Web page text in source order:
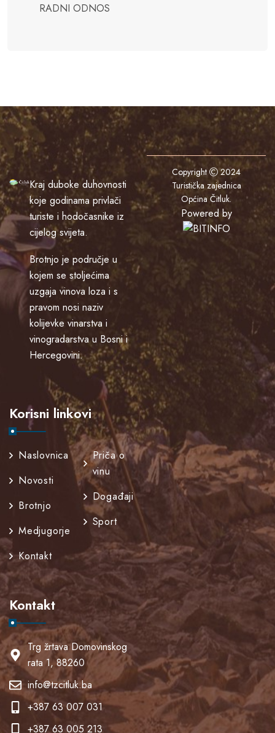
RADNI ODNOS
Kraj duboke duhovnosti
koje godinama privlači
turiste i hodočasnike iz
cijelog svijeta.
Brotnjo je područje u
kojem se stoljećima
uzgaja vinova loza i s
pravom nosi naziv
kolijevke vinarstva i
vinogradarstva u Bosni i
Hercegovini.
Korisni linkovi
Naslovnica
Novosti
Brotnjo
Medjugorje
Kontakt
Priča o
vinu
Događaji
Sport
Kontakt
Trg žrtava Domovinskog
rata 1, 88260
info@tzcitluk.ba
+387 63 007 031
+387 63 005 213
Copyright
2024
Turistička zajednica
Općina Čitluk.
Powered by